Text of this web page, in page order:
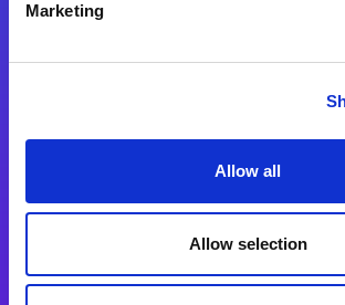
Marketing
Allow all
Allow selection
Magic xpi Plataforma de
Comunicados de Prensa (Inglés)